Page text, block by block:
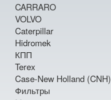
CARRARO
VOLVO
Caterpillar
Hidromek
КПП
Terex
Case-New Holland (CNH)
Фильтры